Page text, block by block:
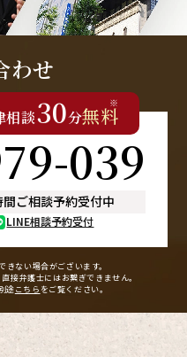
わせ
相談30分無料
※
039
間ご相談予約受付中
LINE相談予約受付
きない場合がございます。
直接弁護士にはお繋ぎできません。
別途こちら をご覧ください。